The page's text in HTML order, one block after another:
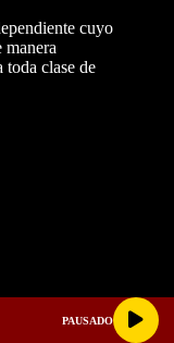
cuyo
clase de
PAUSADO